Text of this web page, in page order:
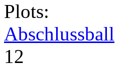
Plots:
Abschlussball
12